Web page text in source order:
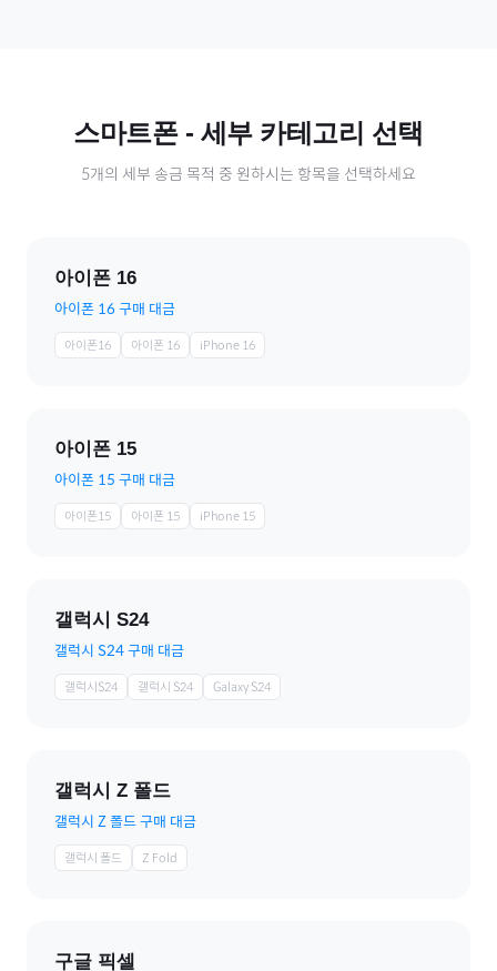
스마트폰- 세부 카테고리 선택
5개의 세부 송금 목적 중 원하시는 항목을 선택하세요
아이폰 16
아이폰 16 구매 대금
아이폰16 아이폰 16 iPhone 16
아이폰 15
아이폰 15 구매 대금
아이폰15 아이폰 15 iPhone 15
갤럭시 S24
갤럭시 S24 구매 대금
갤럭시S24 갤럭시 S24 Galaxy S24
갤럭시 Z 폴드
갤럭시 Z 폴드 구매 대금
갤럭시 폴드 Z Fold
구글 픽셀